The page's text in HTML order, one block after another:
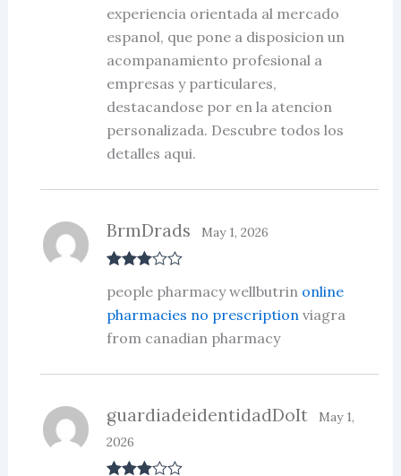
experiencia orientada al mercado
espanol, que pone a disposicion un
acompanamiento profesional a
empresas y particulares,
destacandose por en la atencion
personalizada. Descubre todos los
detalles aqui.
out of 5
BrmDrads May 1, 2026
people pharmacy wellbutrin online
pharmacies no prescription viagra
from canadian pharmacy
guardiadeidentidadDoIt
May 1,
2026